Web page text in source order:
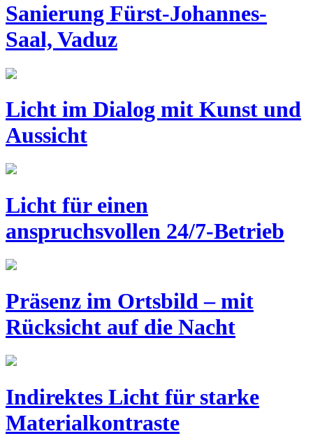
Sanierung Fürst-Johannes-
Saal, Vaduz
Licht im Dialog mit Kunst und
Aussicht
Licht für einen
anspruchsvollen 24/7-Betrieb
Präsenz im Ortsbild – mit
Rücksicht auf die Nacht
Indirektes Licht für starke
Materialkontraste